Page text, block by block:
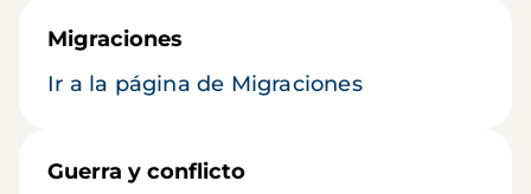
Migraciones
Ir a la página de Migraciones
Guerra y conflicto